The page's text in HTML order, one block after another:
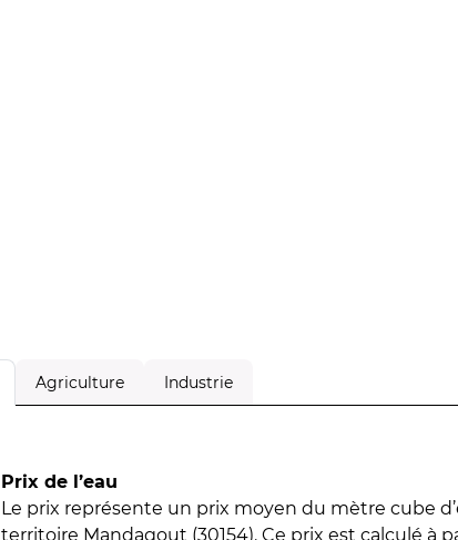
Agriculture Industrie
Prix de l’eau
Le prix représente un prix moyen du mètre cube
territoire Mandagout (30154). Ce prix est calculé à